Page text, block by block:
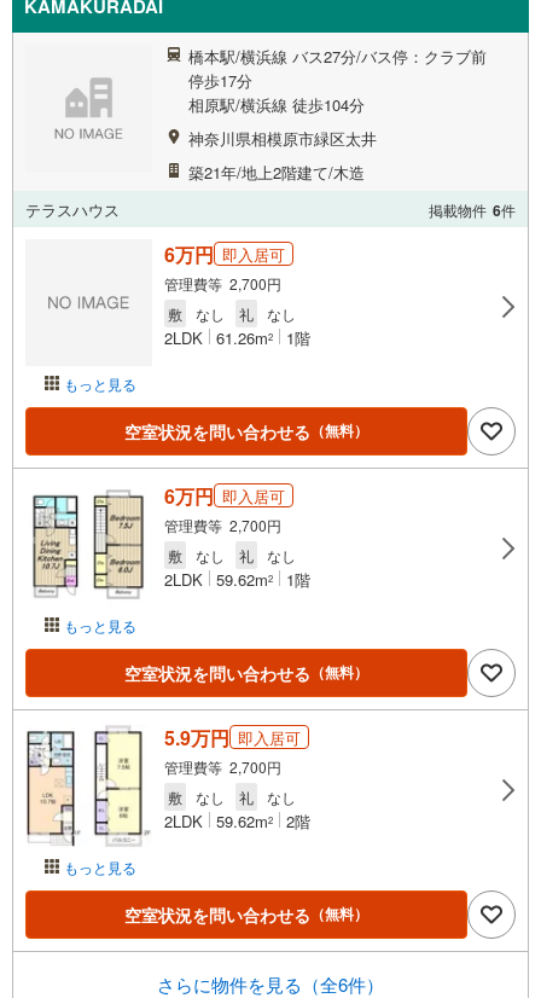
KAMAKURADAI
橋本駅/横浜線 バス27分/バス停：クラブ前
停歩17分
相原駅/横浜線 徒歩104分
神奈川県相模原市緑区太井
築21年/地上2階建て/木造
テラスハウス
掲載物件 6件
もっと見る
6万円 即入居可
管理費等 2,700円
敷
なし 礼 なし
2LDK 61.26m2 1階
空室状況を問い合わせる （無料）
もっと見る
6万円 即入居可
管理費等 2,700円
敷
なし 礼 なし
2LDK 59.62m2 1階
空室状況を問い合わせる （無料）
もっと見る
5.9万円 即入居可
管理費等 2,700円
敷
なし 礼 なし
2LDK 59.62m2 2階
空室状況を問い合わせる （無料）
さらに物件を見る（全6件）